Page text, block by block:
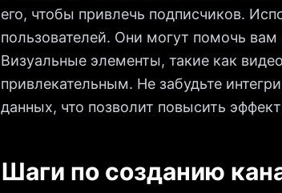
его, чтобы привлечь подписчиков.
пользователей. Они могут помочь
Визуальные элементы, такие как
привлекательным. Не забудьте
данных, что позволит повысить
Шаги по созданию